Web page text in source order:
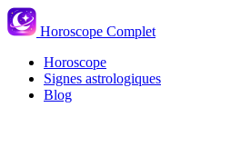
Horoscope Complet
Horoscope
Signes astrologiques
Blog